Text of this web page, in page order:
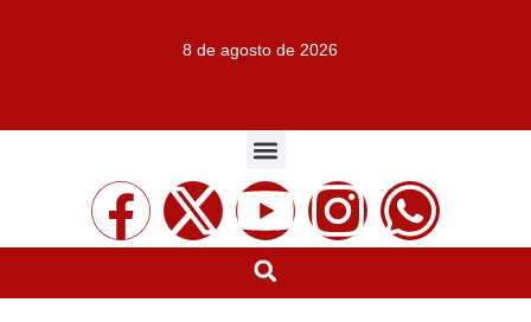
8 de agosto de 2026